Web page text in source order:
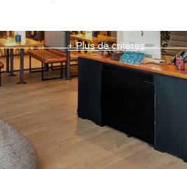
+ Plus de critères